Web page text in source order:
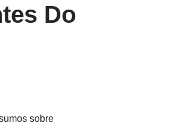
Do
sobre